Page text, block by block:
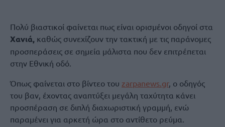
Πολύ βιαστικοί φαίνεται πως είναι ορισμένοι οδηγοί στα
Χανιά, καθώς συνεχίζουν την τακτική με τις παράνομες
προσπεράσεις σε σημεία μάλιστα που δεν επιτρέπεται
στην Εθνική οδό.
Όπως φαίνεται στο βίντεο του zarpanews.gr, o οδηγός
του βαν, έχοντας αναπτύξει μεγάλη ταχύτητα κάνει
προσπέραση σε διπλή διαχωριστική γραμμή, ενώ
παραμένει για αρκετή ώρα στο αντίθετο ρεύμα.